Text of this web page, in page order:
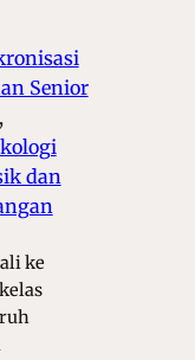
Senior
,
dan
ke